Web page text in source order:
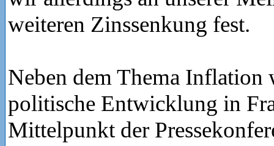
weiteren Zinssenkung fest.
Neben dem Thema Inflation
politische Entwicklung in
Mittelpunkt der